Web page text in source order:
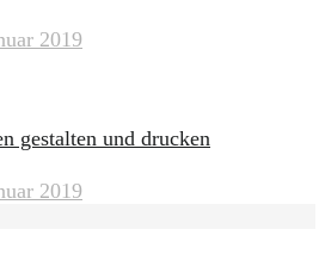
2019
gestalten und drucken
2019